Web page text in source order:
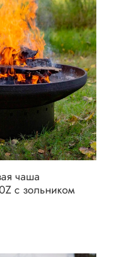
чаша
с зольником